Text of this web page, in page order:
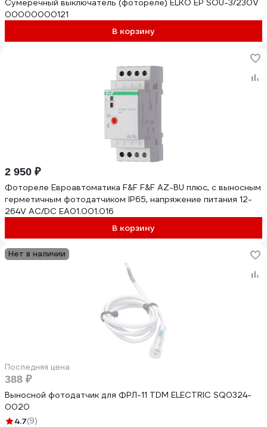
Сумеречный выключатель (фотореле) ELKO EP SOU-3/230V
00000000121
В корзину
2 950 ₽
Фотореле Евроавтоматика F&F F&F AZ-BU плюс, с выносным
герметичным фотодатчиком IP65, напряжение питания 12-
264V AC/DC EA01.001.016
В корзину
Нет в наличии
Последняя цена
388 ₽
Выносной фотодатчик для ФРЛ-11 TDM ELECTRIC SQ0324-
0020
4.7(9)